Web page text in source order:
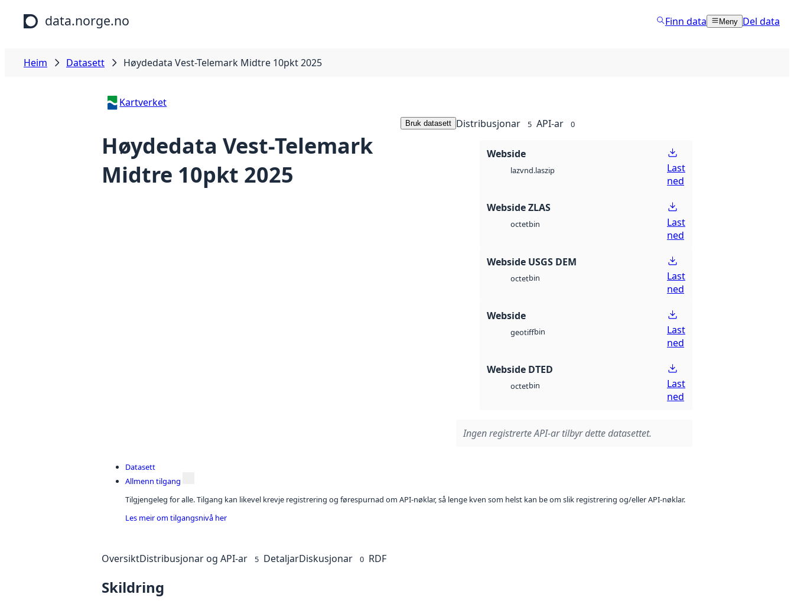
Hopp til hovudinnhald
data.norge.no Finn data Meny Del data
Heim Datasett Høydedata Vest-Telemark Midtre 10pkt 2025
Kartverket
Høydedata Vest-Telemark
Midtre 10pkt 2025
Bruk datasett Distribusjonar 5 API-ar 0
Webside
lazvnd.laszip
Last
ned
Webside ZLAS
octetbin
Last
ned
Webside USGS DEM
octetbin
Last
ned
Webside
geotiffbin
Last
ned
Webside DTED
octetbin
Last
ned
Ingen registrerte API-ar tilbyr dette datasettet.
Datasett
Allmenn tilgang
Tilgjengeleg for alle. Tilgang kan likevel krevje registrering og førespurnad om API-nøklar, så lenge kven som helst kan be om slik registrering og/eller API-nøklar.
Les meir om tilgangsnivå her
OversiktDistribusjonar og API-ar 5 DetaljarDiskusjonar 0 RDF
Skildring